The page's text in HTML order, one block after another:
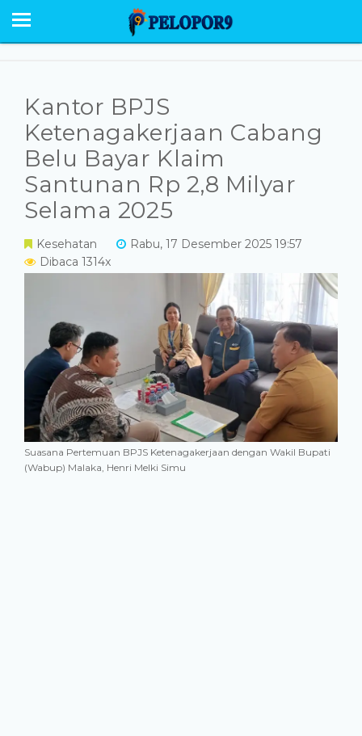
BERANDA
PESONA
EKONOMI POLITIK
OPINI
HUKUM KRIMINAL
Kantor BPJS
Ketenagakerjaan Cabang
Belu Bayar Klaim
Santunan Rp 2,8 Milyar
Selama 2025
Kesehatan
Rabu, 17 Desember 2025 19:57
Dibaca 1314x
Suasana Pertemuan BPJS Ketenagakerjaan dengan Wakil Bupati
(Wabup) Malaka, Henri Melki Simu